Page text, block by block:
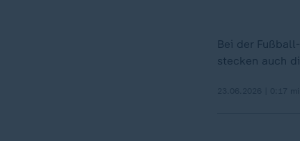
Bei der
stecken auch